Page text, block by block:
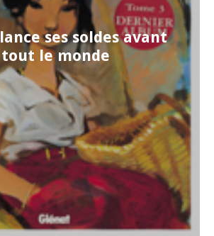
ses soldes avant
tout le monde